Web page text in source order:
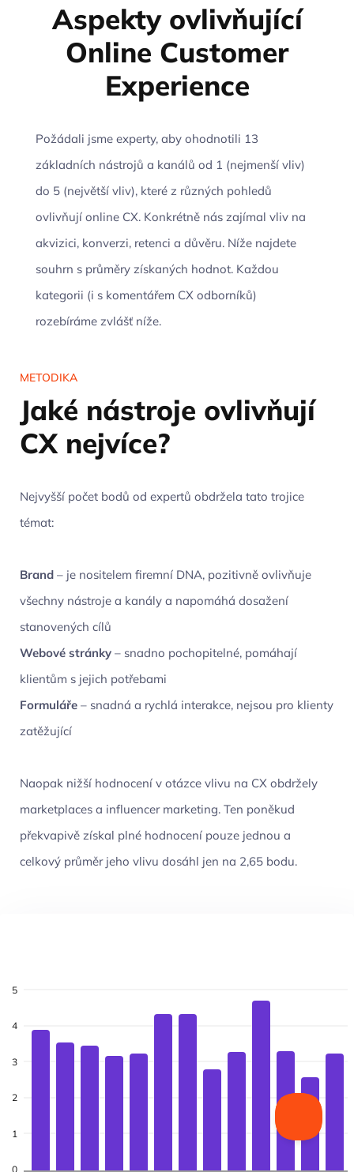
Aspekty ovlivňující
Online Customer
Experience
Požádali jsme experty, aby ohodnotili 13
základních nástrojů a kanálů od 1 (nejmenší vliv)
do 5 (největší vliv), které z různých pohledů
ovlivňují online CX. Konkrétně nás zajímal vliv na
akvizici, konverzi, retenci a důvěru. Níže najdete
souhrn s průměry získaných hodnot. Každou
kategorii (i s komentářem CX odborníků)
rozebíráme zvlášť níže.
METODIKA
Jaké nástroje ovlivňují
CX nejvíce?
Nejvyšší počet bodů od expertů obdržela tato trojice
témat:
Brand – je nositelem firemní DNA, pozitivně ovlivňuje
všechny nástroje a kanály a napomáhá dosažení
stanovených cílů
Webové stránky – snadno pochopitelné, pomáhají
klientům s jejich potřebami
Formuláře – snadná a rychlá interakce, nejsou pro klienty
zatěžující
Naopak nižší hodnocení v otázce vlivu na CX obdržely
marketplaces a influencer marketing. Ten poněkud
překvapivě získal plné hodnocení pouze jednou a
celkový průměr jeho vlivu dosáhl jen na 2,65 bodu.
5
4
3
2
1
0